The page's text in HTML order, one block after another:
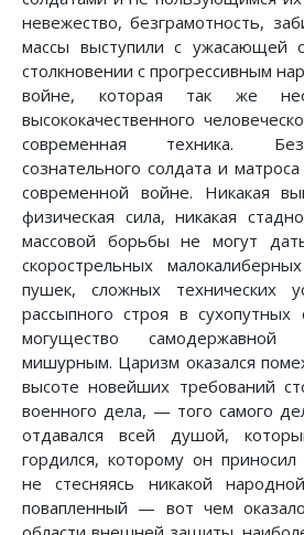
невежество, безграмотность,
массы выступили с ужасающей
столкновении с прогрессивным
войне, которая так же
высококачественного
современная техника.
сознательного солдата и
современной войне. Никакая
физическая сила, никакая
массовой борьбы не могут
скорострельных
пушек, сложных технических
рассыпного строя в сухопутных
могущество самодержавной
мишурным. Царизм оказался
высоте новейших требований
военного дела, — того самого
отдавался всей душой,
гордился, которому он
не стесняясь никакой
повапленный — вот чем